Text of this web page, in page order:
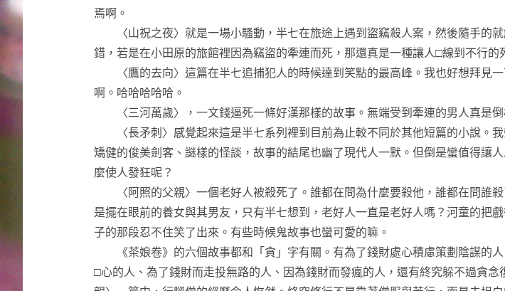
焉啊。
〈山祝之夜〉就是一場小騷動，半七在旅途上遇到盜竊殺人案，然後隨手的就
錯，若是在小田原的旅館裡因為竊盜的牽連而死，那還真是一種讓人□線到不行的
〈鷹的去向〉這篇在半七追捕犯人的時候達到笑點的最高峰。我也好想拜見一
啊。哈哈哈哈哈。
〈三河萬歲〉，一文錢逼死一條好漢那樣的故事。無端受到牽連的男人真是倒
〈長矛刺〉感覺起來這是半七系列裡到目前為止較不同於其他短篇的小說。我
矯健的俊美劍客、謎樣的怪談，故事的結尾也幽了現代人一默。但倒是蠻值得讓
麼使人發狂呢？
〈阿照的父親〉一個老好人被殺死了。誰都在問為什麼要殺他，誰都在問誰殺
是擺在眼前的養女與其男友，只有半七想到，老好人一直是老好人嗎？河童的把
子的那段忍不住笑了出來。有些時候鬼故事也蠻可愛的嘛。
《茶娘卷》的六個故事都和「貪」字有關。有為了錢財處心積慮策劃陰謀的人
□心的人、為了錢財而走投無路的人、因為錢財而發瘋的人，還有終究躲不過貪念